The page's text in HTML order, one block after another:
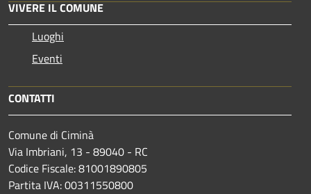
VIVERE IL COMUNE
Luoghi
Eventi
CONTATTI
Comune di Ciminà
Via Imbriani, 13 - 89040 - RC
Codice Fiscale: 81001890805
Partita IVA: 00311550800